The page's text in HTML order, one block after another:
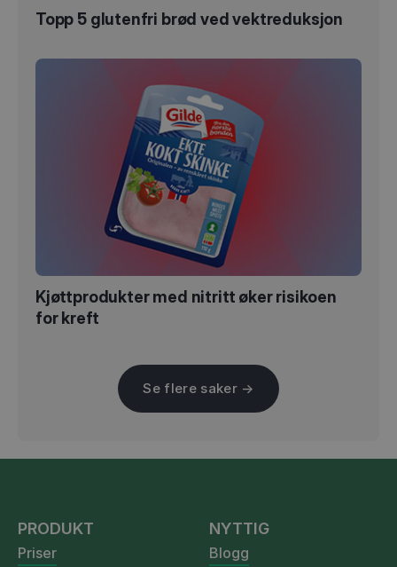
Topp 5 glutenfri brød ved vektreduksjon
Kjøttprodukter med nitritt øker risikoen
for kreft
Se flere saker →
PRODUKT
Priser
NYTTIG
Blogg